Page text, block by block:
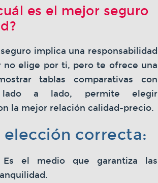
es el mejor seguro
implica una responsabilidad
no elige por ti, pero te ofrece una
tablas comparativas con
a lado, permite elegir
la mejor relación calidad-precio.
elección correcta:
Es el medio que garantiza las